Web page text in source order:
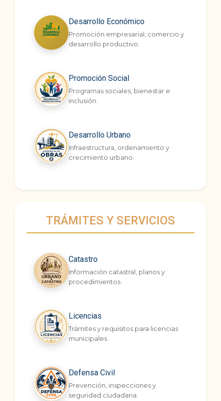
Desarrollo Económico
Promoción empresarial, comercio y
desarrollo productivo.
Promoción Social
Programas sociales, bienestar e
inclusión.
Desarrollo Urbano
Infraestructura, ordenamiento y
crecimiento urbano.
TRÁMITES Y SERVICIOS
Catastro
Información catastral, planos y
procedimientos.
Licencias
Trámites y requisitos para licencias
municipales.
Defensa Civil
Prevención, inspecciones y
seguridad ciudadana.